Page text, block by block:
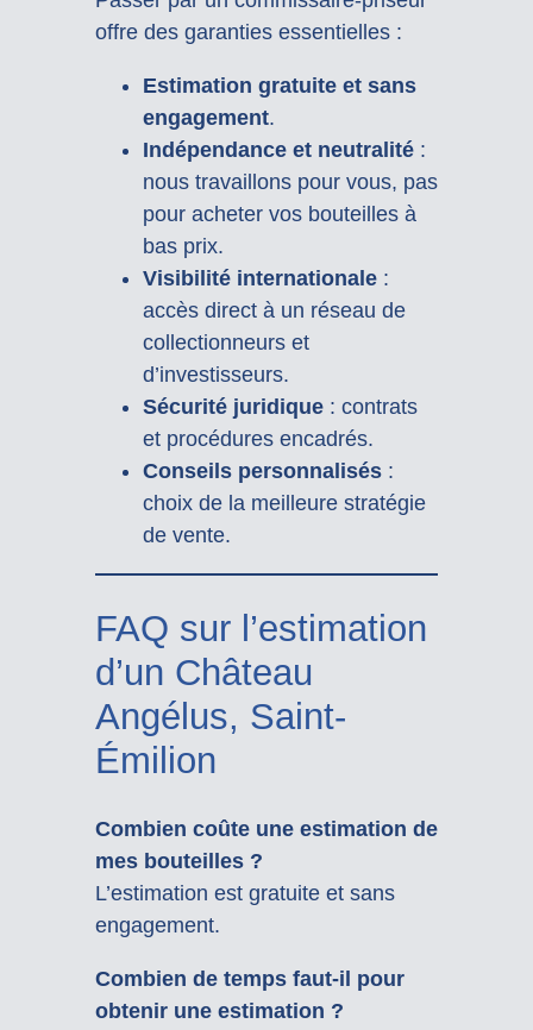
offre des garanties essentielles :
Estimation gratuite et sans
engagement.
Indépendance et neutralité:
nous travaillons pour vous, pas
pour acheter vos bouteilles à
bas prix.
Visibilité internationale:
accès direct à un réseau de
collectionneurs et
d’investisseurs.
Sécurité juridique: contrats
et procédures encadrés.
Conseils personnalisés:
choix de la meilleure stratégie
de vente.
FAQ sur l’estimation
d’un Château
Angélus, Saint-
Émilion
Combien coûte une estimation de
mes bouteilles ?
L’estimation est gratuite et sans
engagement.
Combien de temps faut-il pour
obtenir une estimation ?